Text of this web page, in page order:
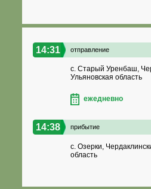
14:31 отправление
с. Старый Уренбаш,
Ульяновская область
ежедневно
14:38 прибытие
с. Озерки,
область